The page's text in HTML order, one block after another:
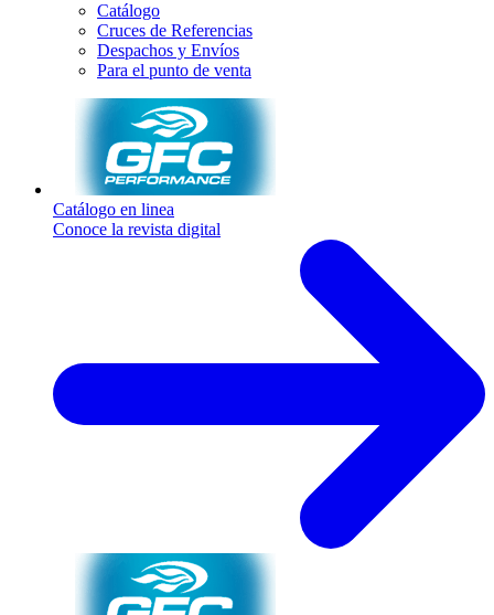
Catálogo
Cruces de Referencias
Despachos y Envíos
Para el punto de venta
Catálogo en linea
Conoce la revista digital